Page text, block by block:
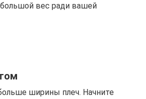
вес ради вашей
ширины плеч. Начните